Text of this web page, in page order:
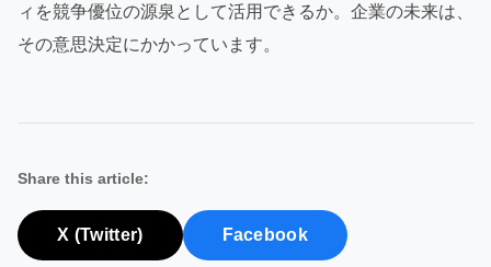
ィを競争優位の源泉として活用できるか。企業の未来は、
その意思決定にかかっています。
Share this article:
X (Twitter) Facebook